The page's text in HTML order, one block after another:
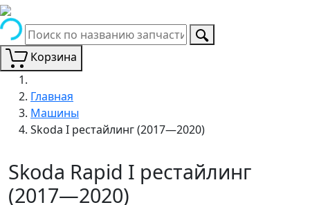
Корзина
Главная
Машины
Skoda I рестайлинг (2017—2020)
Skoda Rapid I рестайлинг
(2017—2020)